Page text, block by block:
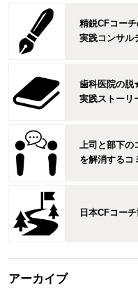
精鋭CFコー
実践コンサル
歯科医院の
実践ストーリ
上司と部下の
を解消するコ
日本CFコー
アーカイブ